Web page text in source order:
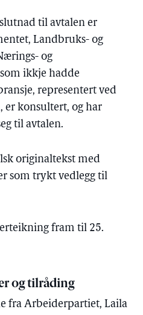
til avtalen er
Landbruks- og
og
ikkje hadde
representert ved
er konsultert, og har
til avtalen.
originaltekst med
som trykt vedlegg til
fram til 25.
og tilråding
fra Arbeiderpartiet, Laila